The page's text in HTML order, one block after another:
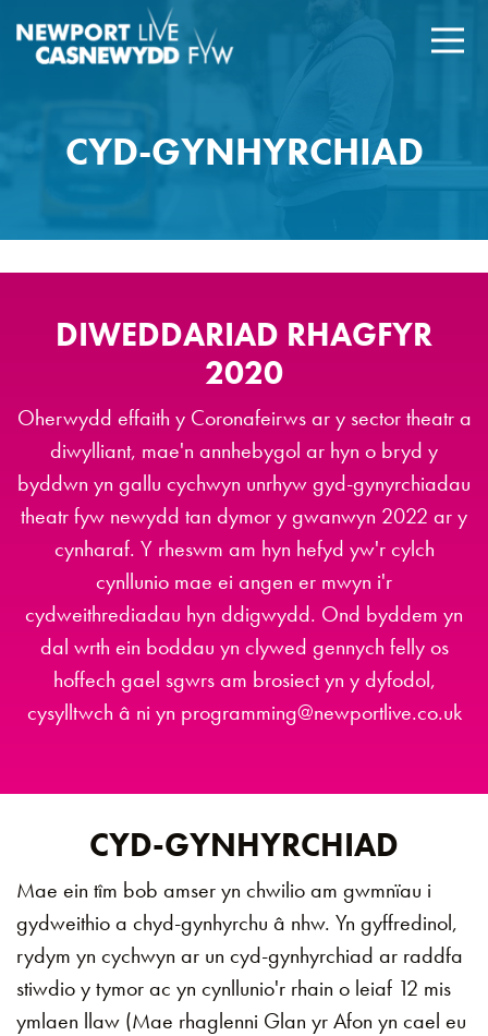
CYD-GYNHYRCHIAD
DIWEDDARIAD RHAGFYR
2020
Oherwydd effaith y Coronafeirws ar y sector theatr a
diwylliant, mae'n annhebygol ar hyn o bryd y
byddwn yn gallu cychwyn unrhyw gyd-gynyrchiadau
theatr fyw newydd tan dymor y gwanwyn 2022 ar y
cynharaf. Y rheswm am hyn hefyd yw'r cylch
cynllunio mae ei angen er mwyn i'r
cydweithrediadau hyn ddigwydd. Ond byddem yn
dal wrth ein boddau yn clywed gennych felly os
hoffech gael sgwrs am brosiect yn y dyfodol,
cysylltwch â ni yn programming@newportlive.co.uk
CYD-GYNHYRCHIAD
Mae ein tîm bob amser yn chwilio am gwmnïau i
gydweithio a chyd-gynhyrchu â nhw. Yn gyffredinol,
rydym yn cychwyn ar un cyd-gynhyrchiad ar raddfa
stiwdio y tymor ac yn cynllunio'r rhain o leiaf 12 mis
ymlaen llaw (Mae rhaglenni Glan yr Afon yn cael eu